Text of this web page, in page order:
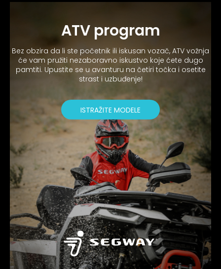
ATV program
Bez obzira da li ste početnik ili iskusan vozač, ATV vožnja
će vam pružiti nezaboravno iskustvo koje ćete dugo
pamtiti. Upustite se u avanturu na četiri točka i osetite
strast i uzbuđenje!
ISTRAŽITE MODELE